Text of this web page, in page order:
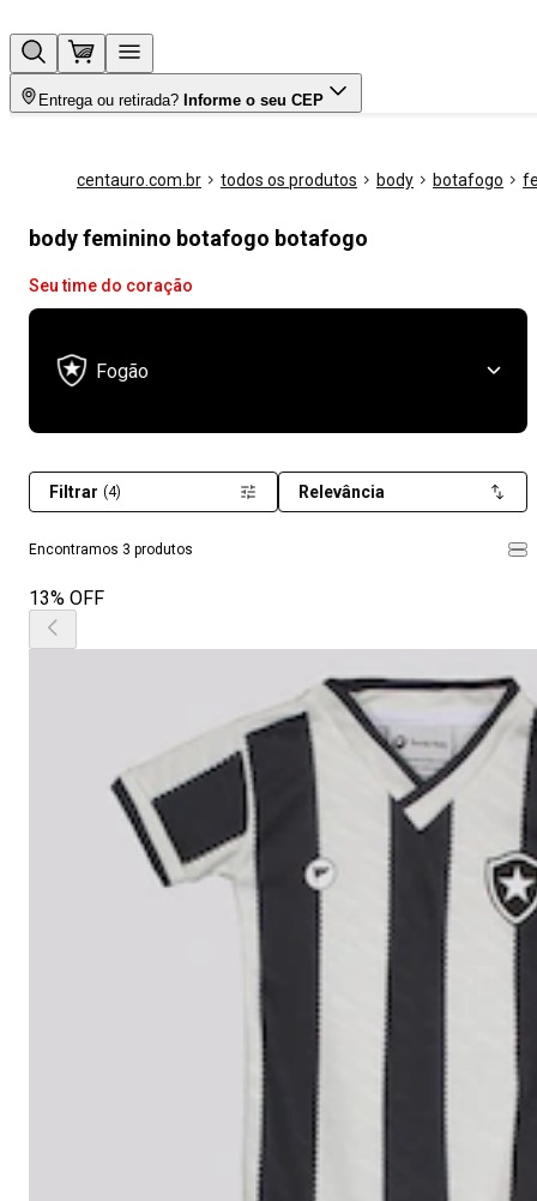
Entrega ou retirada? Informe o seu CEP
centauro.com.br todos os produtos body botafogo
body feminino botafogo botafogo
Seu time do coração
Fogão
Encontramos 3 produtos
Filtrar (4) Relevância
13% OFF